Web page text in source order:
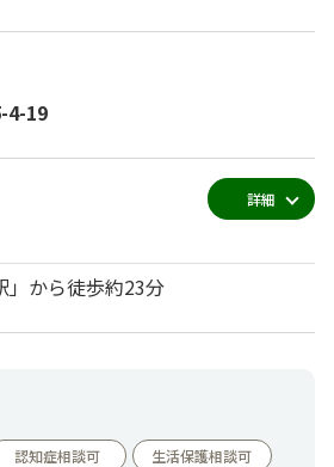
4-19
」から徒歩約23分
詳細
認知症相談可
生活保護相談可